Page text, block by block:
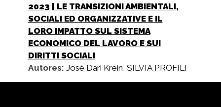
2023 | LE TRANSIZIONI AMBIENTALI,
SOCIALI ED ORGANIZZATIVE E IL
LORO IMPATTO SUL SISTEMA
ECONOMICO DEL LAVORO E SUI
DIRITTI SOCIALI
Autores: José Dari Krein SILVIA PROFILI